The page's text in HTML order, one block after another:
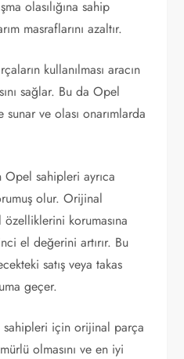
olasılığına sahip
masraflarını azaltır.
kullanılması aracın
sağlar. Bu da Opel
ve olası onarımlarda
sahipleri ayrıca
olur. Orijinal
korumasına
el değerini artırır. Bu
satış veya takas
geçer.
için orijinal parça
olmasını ve en iyi